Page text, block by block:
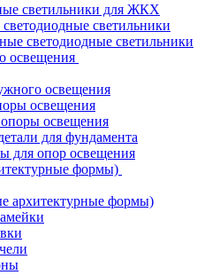
светильники для ЖКХ
светильники
светодиодные светильники
освещения
освещения
освещения
освещения
для фундамента
для опор освещения
формы)
архитектурные формы)